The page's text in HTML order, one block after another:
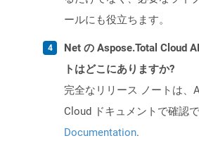
ールにも役立ちます。
Net の Aspose.Total Cloud
トはどこにありますか?
完全なリリース ノートは、
Cloud ドキュメントで確認で
Documentation.